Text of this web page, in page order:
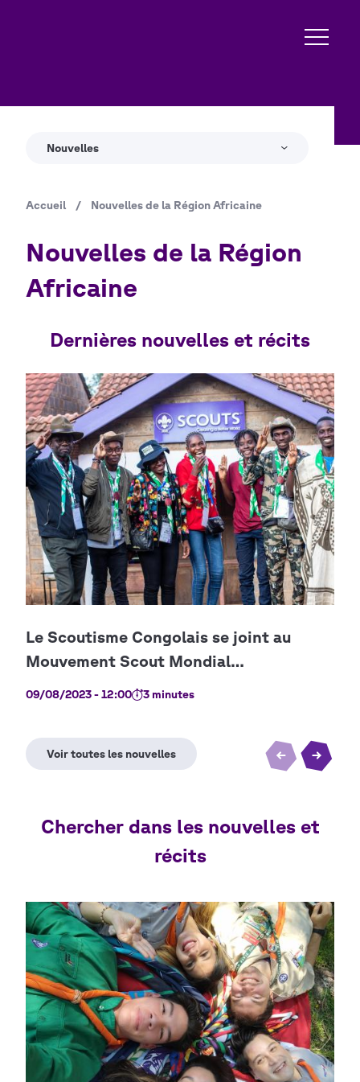
Nouvelles
Fil
d'Ariane
Accueil / Nouvelles de la Région Africaine
Nouvelles de la Région
Africaine
Dernières nouvelles et récits
09/08/2023 - 12:00 3 minutes
Chercher dans les nouvelles et
récits